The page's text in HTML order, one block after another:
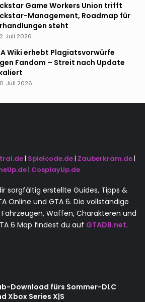
Game Workers Union trifft
Management, Roadmap für
steht
Juli 2026
Wiki erhebt Plagiatsvorwürfe
Fandom – Streit nach Update
Juli 2026
| Spielcode.de| Zauberkram.de|
| CosplayUp.de
sorgfältig erstellte Guides, Tipps &
Online und GTA 6. Die vollständige
Waffen, Charakteren und
6 Map findest du auf GTADB.net.
Download fürs Sommer-DLC
Xbox Series X|S